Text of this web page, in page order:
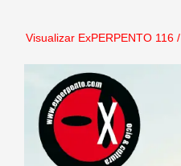
Visualizar ExPERPENTO 116/